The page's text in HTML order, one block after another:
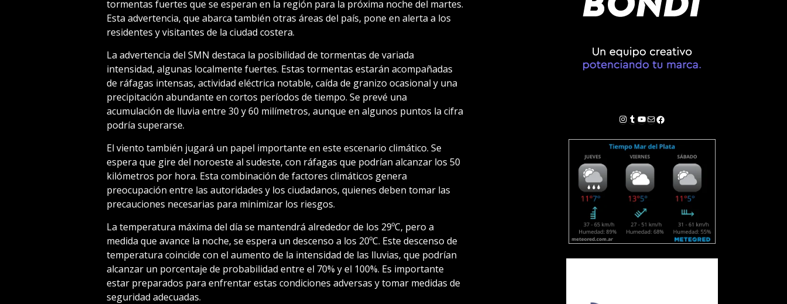
tormentas fuertes que se esperan en la región para la próxima noche del martes.
Esta advertencia, que abarca también otras áreas del país, pone en alerta a los
residentes y visitantes de la ciudad costera.
La advertencia del SMN destaca la posibilidad de tormentas de variada
intensidad, algunas localmente fuertes. Estas tormentas estarán acompañadas
de ráfagas intensas, actividad eléctrica notable, caída de granizo ocasional y una
precipitación abundante en cortos períodos de tiempo. Se prevé una
acumulación de lluvia entre 30 y 60 milímetros, aunque en algunos puntos la cifra
podría superarse.
El viento también jugará un papel importante en este escenario climático. Se
espera que gire del noroeste al sudeste, con ráfagas que podrían alcanzar los 50
kilómetros por hora. Esta combinación de factores climáticos genera
preocupación entre las autoridades y los ciudadanos, quienes deben tomar las
precauciones necesarias para minimizar los riesgos.
La temperatura máxima del día se mantendrá alrededor de los 29ºC, pero a
medida que avance la noche, se espera un descenso a los 20ºC. Este descenso de
temperatura coincide con el aumento de la intensidad de las lluvias, que podrían
alcanzar un porcentaje de probabilidad entre el 70% y el 100%. Es importante
estar preparados para enfrentar estas condiciones adversas y tomar medidas de
seguridad adecuadas.
Instagram
Tumblr
YouTube
Correo electrónico
Facebook